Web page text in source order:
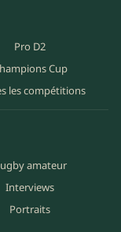
Pro D2
Cup
les compétitions
amateur
Interviews
Portraits